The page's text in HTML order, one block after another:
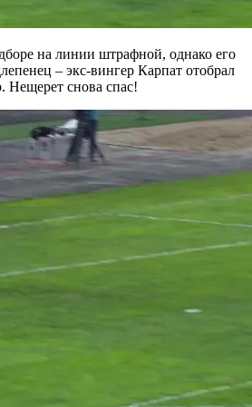
на линии штрафной, однако его
– экс-вингер Карпат отобрал
Нещерет снова спас!